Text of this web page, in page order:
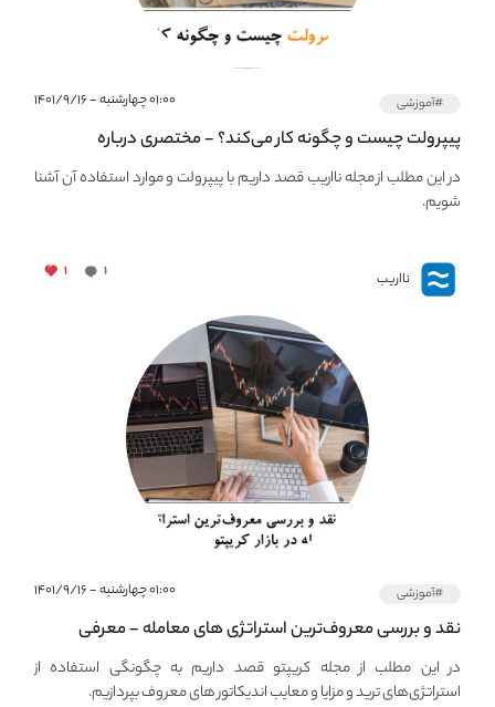
#آموزشی ۰۱:۰۰ چهارشنبه - ۱۴۰۱/۹/۱۶
پیپر‌ولت چیست و چگونه کار می‌کند؟ - مختصری درباره
PaperWallet
در این مطلب از مجله نااریب قصد داریم با پیپر‌ولت و موارد استفاده آن آشنا
شویم.
نااریب ۱ ۱
#آموزشی ۰۱:۰۰ چهارشنبه - ۱۴۰۱/۹/۱۶
نقد و بررسی معروف‌ترین استراتژی های معامله - معرفی
استراتژی های مهم ترید در بازار کریپتو
در این مطلب از مجله کریپتو قصد داریم به چگونگی استفاده از
استراتژی‌های ترید و مزایا و معایب اندیکاتور های معروف بپردازیم.